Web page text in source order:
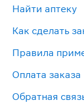
Найти аптеку
Как сделать
Правила
Оплата заказа
Обратная